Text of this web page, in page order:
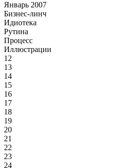
Январь 2007
Бизнес-линч
Идиотека
Рутина
Процесс
Иллюстрации
12
13
14
15
16
17
18
19
20
21
22
23
24